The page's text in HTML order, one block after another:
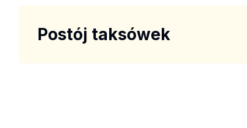
Postój taksówek